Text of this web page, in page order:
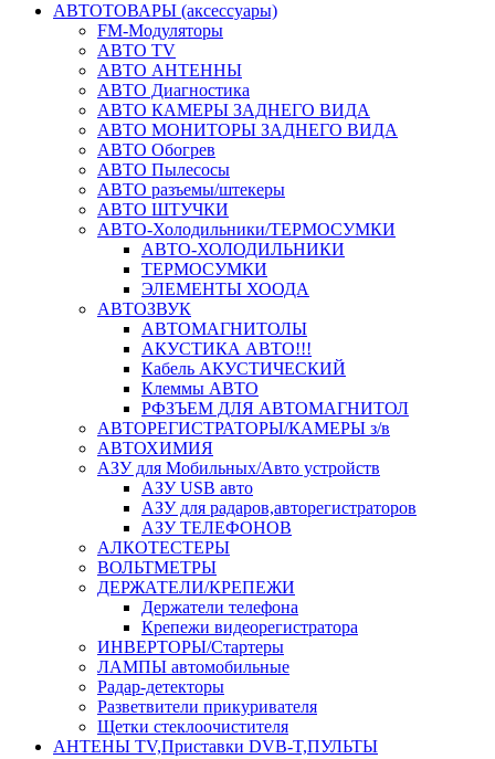
АВТОТОВАРЫ (аксессуары)
FM-Модуляторы
АВТО TV
АВТО АНТЕННЫ
АВТО Диагностика
АВТО КАМЕРЫ ЗАДНЕГО ВИДА
АВТО МОНИТОРЫ ЗАДНЕГО ВИДА
АВТО Обогрев
АВТО Пылесосы
АВТО разъемы/штекеры
АВТО ШТУЧКИ
АВТО-Холодильники/ТЕРМОСУМКИ
АВТО-ХОЛОДИЛЬНИКИ
ТЕРМОСУМКИ
ЭЛЕМЕНТЫ ХООДА
АВТОЗВУК
АВТОМАГНИТОЛЫ
АКУСТИКА АВТО!!!
Кабель АКУСТИЧЕСКИЙ
Клеммы АВТО
РФЗЪЕМ ДЛЯ АВТОМАГНИТОЛ
АВТОРЕГИСТРАТОРЫ/КАМЕРЫ з/в
АВТОХИМИЯ
АЗУ для Мобильных/Авто устройств
АЗУ USB авто
АЗУ для радаров,авторегистраторов
АЗУ ТЕЛЕФОНОВ
АЛКОТЕСТЕРЫ
ВОЛЬТМЕТРЫ
ДЕРЖАТЕЛИ/КРЕПЕЖИ
Держатели телефона
Крепежи видеорегистратора
ИНВЕРТОРЫ/Стартеры
ЛАМПЫ автомобильные
Радар-детекторы
Разветвители прикуривателя
Щетки стеклоочистителя
АНТЕНЫ ТV,Приставки DVB-T,ПУЛЬТЫ